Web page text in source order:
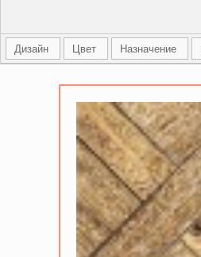
Дизайн Цвет Назначение